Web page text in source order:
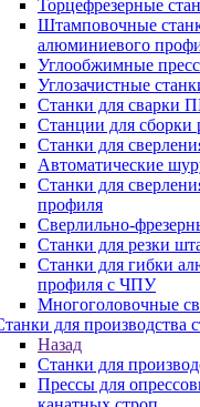
Торцефрезерные
Штамповочные
алюминиевого
Углообжимные
Углозачистные
Станки для сварки
Станции для сборки
Станки для
Автоматические
Станки для
профиля
Сверлильно-
Станки для резки
Станки для гибки
профиля с ЧПУ
Многоголовочные
для производства
Назад
Станки для
Прессы для